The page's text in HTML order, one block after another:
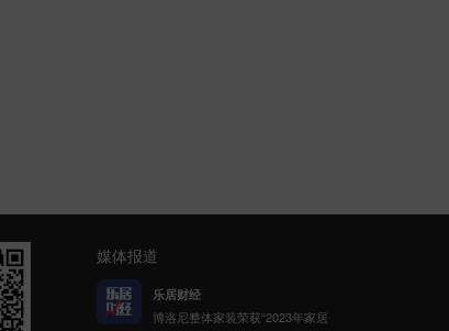
媒体报道
乐居财经
博洛尼整体家装荣获“2023年家居